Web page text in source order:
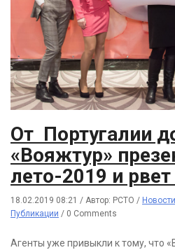
От Португалии
«Вояжтур»
лето-2019 и
18.02.2019 08:21 / Автор: РСТО /
Публикации / 0 Comments
Агенты уже привыкли к тому, что